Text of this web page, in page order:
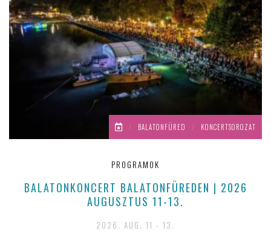
/ BALATONFÜRED / KONCERTSOROZAT
PROGRAMOK
BALATONKONCERT BALATONFÜREDEN | 2026
AUGUSZTUS 11-13.
2026. AUG. 11 - 13.